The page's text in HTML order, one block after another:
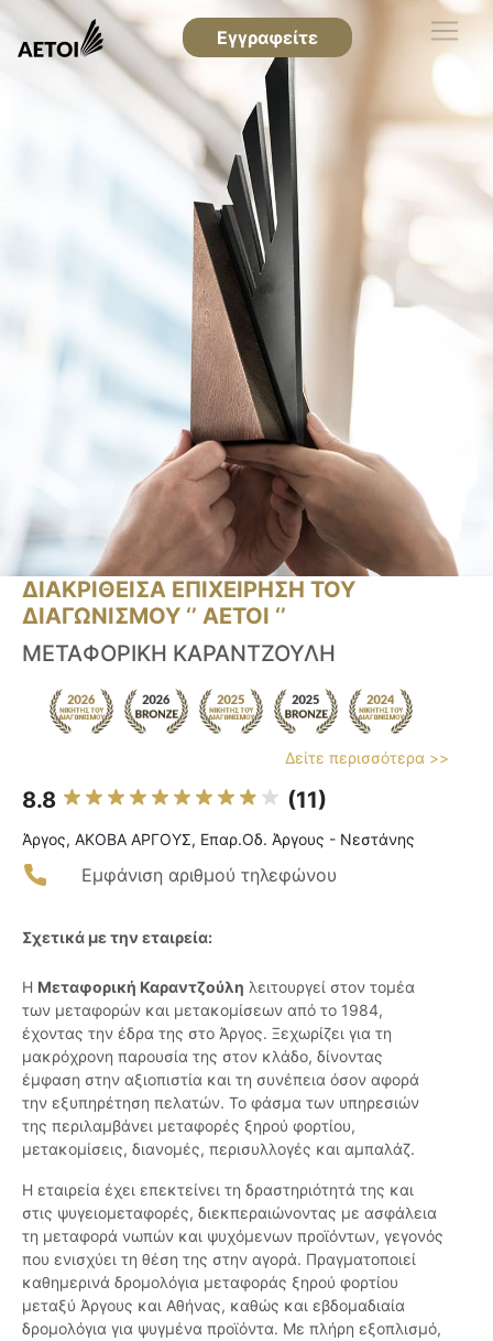
Εγγραφείτε
ΔΙΑΚΡΙΘΕΙΣΑ ΕΠΙΧΕΙΡΗΣΗ ΤΟΥ
ΔΙΑΓΩΝΙΣΜΟΥ ‘’ ΑΕΤΟΙ ‘’
ΜΕΤΑΦΟΡΙΚΗ ΚΑΡΑΝΤΖΟΥΛΗ
Δείτε περισσότερα >>
8.8 (11)
Άργος, ΑΚΟΒΑ ΑΡΓΟΥΣ, Επαρ.Οδ. Άργους - Νεστάνης
Εμφάνιση αριθμού τηλεφώνου
Σχετικά με την εταιρεία:
Η Μεταφορική Καραντζούλη λειτουργεί στον τομέα
των μεταφορών και μετακομίσεων από το 1984,
έχοντας την έδρα της στο Άργος. Ξεχωρίζει για τη
μακρόχρονη παρουσία της στον κλάδο, δίνοντας
έμφαση στην αξιοπιστία και τη συνέπεια όσον αφορά
την εξυπηρέτηση πελατών. Το φάσμα των υπηρεσιών
της περιλαμβάνει μεταφορές ξηρού φορτίου,
μετακομίσεις, διανομές, περισυλλογές και αμπαλάζ.
Η εταιρεία έχει επεκτείνει τη δραστηριότητά της και
στις ψυγειομεταφορές, διεκπεραιώνοντας με ασφάλεια
τη μεταφορά νωπών και ψυχόμενων προϊόντων, γεγονός
που ενισχύει τη θέση της στην αγορά. Πραγματοποιεί
καθημερινά δρομολόγια μεταφοράς ξηρού φορτίου
μεταξύ Άργους και Αθήνας, καθώς και εβδομαδιαία
δρομολόγια για ψυγμένα προϊόντα. Με πλήρη εξοπλισμό,